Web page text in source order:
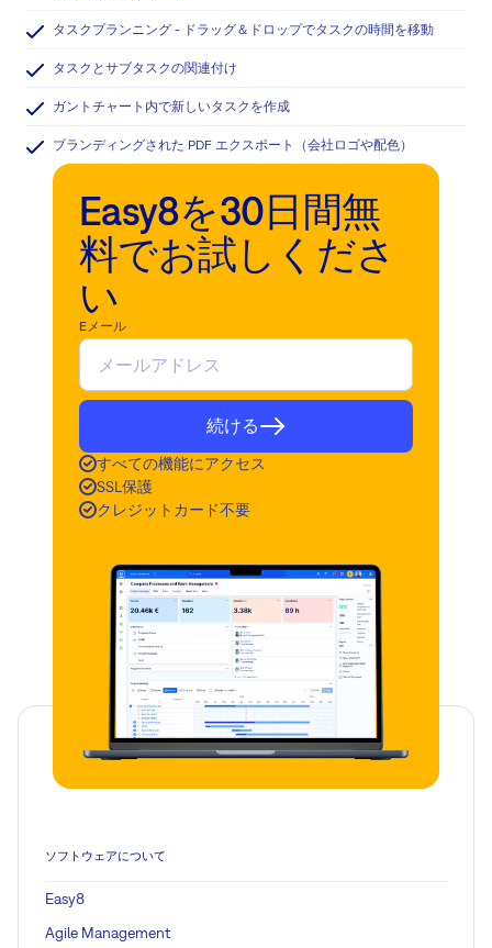
タスクプランニング - ドラッグ＆ドロップでタスクの時間を移動
タスクとサブタスクの関連付け
ガントチャート内で新しいタスクを作成
ブランディングされた PDF エクスポート（会社ロゴや配色）
Easy8を30日間無
料でお試しくださ
い
Eメール
続ける
すべての機能にアクセス
SSL保護
クレジットカード不要
ソフトウェアについて
Easy8
Agile Management